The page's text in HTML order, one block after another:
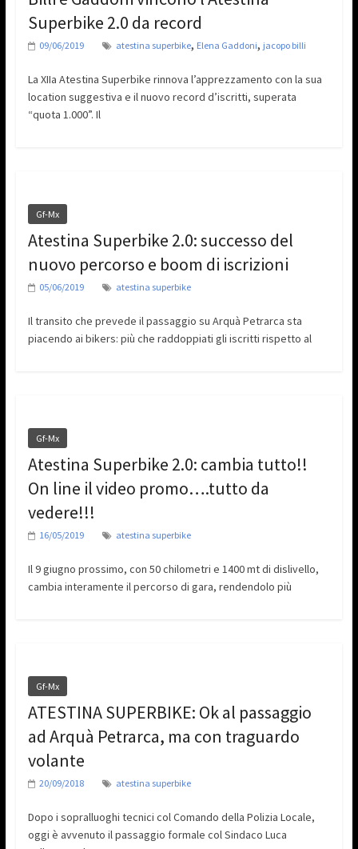
Superbike 2.0 da record
09/06/2019 atestina superbike, Elena Gaddoni, jacopo billi
La XIIa Atestina Superbike rinnova l’apprezzamento con la sua
location suggestiva e il nuovo record d’iscritti, superata
“quota 1.000”. Il
Gf-Mx
Atestina Superbike 2.0: successo del
nuovo percorso e boom di iscrizioni
05/06/2019 atestina superbike
Il transito che prevede il passaggio su Arquà Petrarca sta
piacendo ai bikers: più che raddoppiati gli iscritti rispetto al
Gf-Mx
Atestina Superbike 2.0: cambia tutto!!
On line il video promo….tutto da
vedere!!!
16/05/2019 atestina superbike
Il 9 giugno prossimo, con 50 chilometri e 1400 mt di dislivello,
cambia interamente il percorso di gara, rendendolo più
Gf-Mx
ATESTINA SUPERBIKE: Ok al passaggio
ad Arquà Petrarca, ma con traguardo
volante
20/09/2018 atestina superbike
Dopo i sopralluoghi tecnici col Comando della Polizia Locale,
oggi è avvenuto il passaggio formale col Sindaco Luca